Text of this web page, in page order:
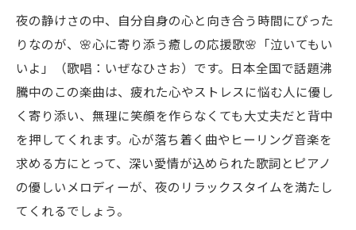
夜の静けさの中、自分自身の心と向き合う時間にぴった
りなのが、🌸心に寄り添う癒しの応援歌🌸「泣いてもい
いよ」（歌唱：いぜなひさお）です。日本全国で話題沸
騰中のこの楽曲は、疲れた心やストレスに悩む人に優し
く寄り添い、無理に笑顔を作らなくても大丈夫だと背中
を押してくれます。心が落ち着く曲やヒーリング音楽を
求める方にとって、深い愛情が込められた歌詞とピアノ
の優しいメロディーが、夜のリラックスタイムを満たし
てくれるでしょう。